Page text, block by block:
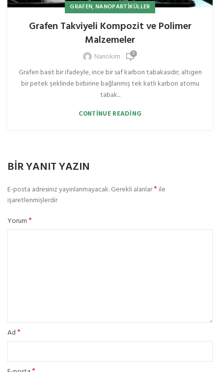
GRAFEN, NANOPARTIKÜLLER
Grafen Takviyeli Kompozit ve Polimer
Malzemeler
Nanokim 0
Grafen basit bir ifadeyle, ince bir saf karbon tabakasıdır; altıgen
bir petek şeklinde birbirine bağlanmış tek katlı karbon atomu
tabak...
CONTINUE READING
BIR YANIT YAZIN
E-posta adresiniz yayınlanmayacak.Gerekli alanlar*ile
işaretlenmişlerdir
Yorum*
Ad*